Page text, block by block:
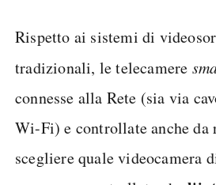
Rispetto ai sistemi di
tradizionali, le telecamere
connesse alla Rete (sia via
Wi-Fi) e controllate anche da
scegliere quale videocamera